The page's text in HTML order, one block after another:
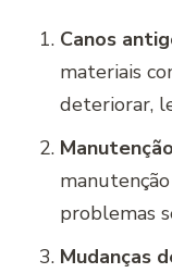
Canos
materiais
deteriorar,
problemas
Mudanças